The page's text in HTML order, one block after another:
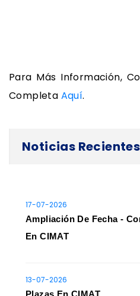
Para Más Información,
Completa Aquí.
Noticias Recientes
17-07-2026
Ampliación De Fecha -
En CIMAT
13-07-2026
Plazas En CIMAT